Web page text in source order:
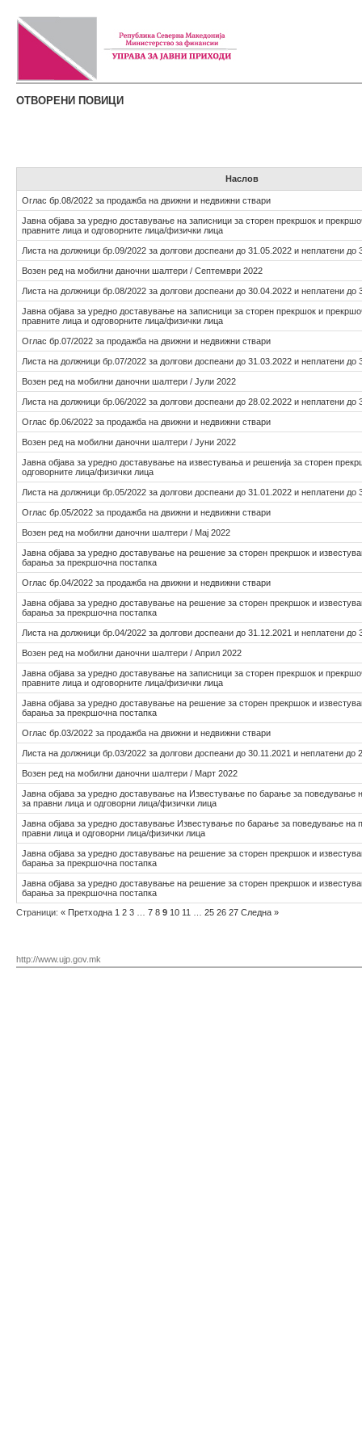
ОТВОРЕНИ ПОВИЦИ
Наслов
Оглас бр.08/2022 за продажба на движни и недвижни ствари
Јавна објава за уредно доставување на записници за сторен прекршок и
правните лица и одговорните лица/физички лица
Листа на должници бр.09/2022 за долгови доспеани до 31.05.2022 и неплатени до
Возен ред на мобилни даночни шалтери / Септември 2022
Листа на должници бр.08/2022 за долгови доспеани до 30.04.2022 и неплатени до
Јавна објава за уредно доставување на записници за сторен прекршок и
правните лица и одговорните лица/физички лица
Оглас бр.07/2022 за продажба на движни и недвижни ствари
Листа на должници бр.07/2022 за долгови доспеани до 31.03.2022 и неплатени до
Возен ред на мобилни даночни шалтери / Јули 2022
Листа на должници бр.06/2022 за долгови доспеани до 28.02.2022 и неплатени до
Оглас бр.06/2022 за продажба на движни и недвижни ствари
Возен ред на мобилни даночни шалтери / Јуни 2022
Јавна објава за уредно доставување на известувања и решенија за сторен
одговорните лица/физички лица
Листа на должници бр.05/2022 за долгови доспеани до 31.01.2022 и неплатени до
Оглас бр.05/2022 за продажба на движни и недвижни ствари
Возен ред на мобилни даночни шалтери / Мај 2022
Јавна објава за уредно доставување на решение за сторен прекршок и
барања за прекршочна постапка
Оглас бр.04/2022 за продажба на движни и недвижни ствари
Јавна објава за уредно доставување на решение за сторен прекршок и
барања за прекршочна постапка
Листа на должници бр.04/2022 за долгови доспеани до 31.12.2021 и неплатени до
Возен ред на мобилни даночни шалтери / Април 2022
Јавна објава за уредно доставување на записници за сторен прекршок и
правните лица и одговорните лица/физички лица
Јавна објава за уредно доставување на решение за сторен прекршок и
барања за прекршочна постапка
Оглас бр.03/2022 за продажба на движни и недвижни ствари
Листа на должници бр.03/2022 за долгови доспеани до 30.11.2021 и неплатени до
Возен ред на мобилни даночни шалтери / Март 2022
Јавна објава за уредно доставување на Известување по барање за поведување
за правни лица и одговорни лица/физички лица
Јавна објава за уредно доставување Известување по барање за поведување на
правни лица и одговорни лица/физички лица
Јавна објава за уредно доставување на решение за сторен прекршок и
барања за прекршочна постапка
Јавна објава за уредно доставување на решение за сторен прекршок и
барања за прекршочна постапка
Страници: « Претходна 1 2 3 7 8 9 10 11 25 26 27 Следна »
http://www.ujp.gov.mk